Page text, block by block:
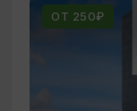
ОТ 250₽